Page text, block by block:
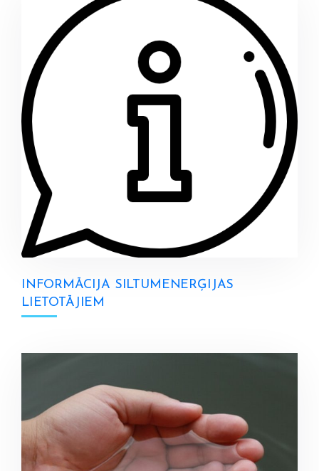
INFORMĀCIJA SILTUMENERĢIJAS
LIETOTĀJIEM